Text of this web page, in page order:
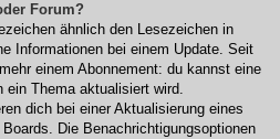
Forum?
ähnlich den Lesezeichen in
Informationen bei einem Update. Seit
einem Abonnement: du kannst eine
ein Thema aktualisiert wird.
dich bei einer Aktualisierung eines
Die Benachrichtigungsoptionen